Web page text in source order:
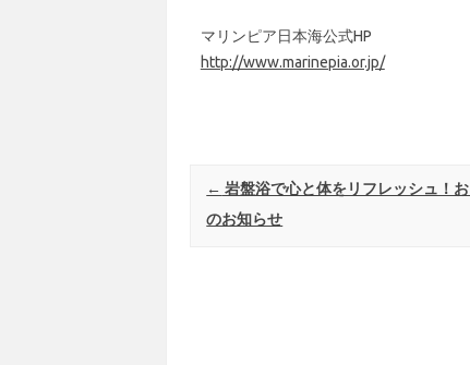
マリンピア日本海公式HP
http://www.marinepia.or.jp/
Post navigation
← 岩盤浴で心と体をリフレッシュ！
のお知らせ